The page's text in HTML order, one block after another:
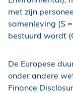
met zijn
samenleving (S
bestuurd wordt
De Europese
onder andere
Finance